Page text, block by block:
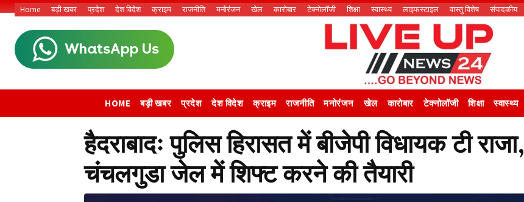
Home बड़ी खबर प्रदेश देश विदेश क्राइम राजनीति मनोरंजन खेल कारोबार टेक्नोलॉजी शिक्षा स्वास्थ्य लाइफस्टाइल वास्तु विशेष संपादकीय
HOME बड़ी खबर प्रदेश देश विदेश क्राइम राजनीति मनोरंजन खेल कारोबार टेक्नोलॉजी शिक्षा स्वास्थ्य
हैदराबादः पुलिस हिरासत में बीजेपी विधायक टी राजा,
चंचलगुडा जेल में शिफ्ट करने की तैयारी